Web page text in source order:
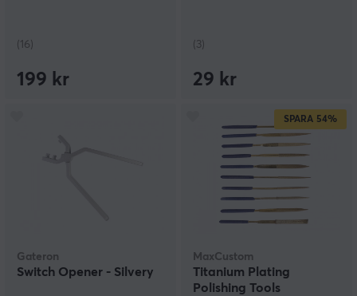
(16)
199 kr
(3)
29 kr
Gateron
Switch Opener - Silvery
SPARA 54%
MaxCustom
Titanium Plating
Polishing Tools